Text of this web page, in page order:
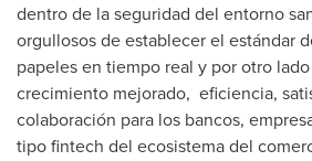
dentro de la seguridad del entorno
orgullosos de establecer el estándar
papeles en tiempo real y por otro
crecimiento mejorado, eficiencia,
colaboración para los bancos,
tipo fintech del ecosistema del